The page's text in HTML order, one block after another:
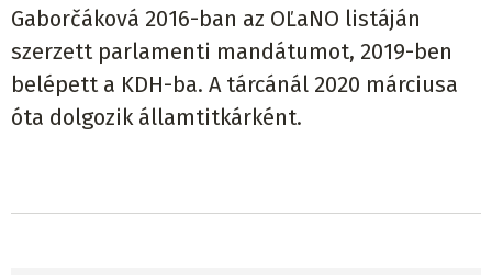
Gaborčáková 2016-ban az OĽaNO listáján
szerzett parlamenti mandátumot, 2019-ben
belépett a KDH-ba. A tárcánál 2020 márciusa
óta dolgozik államtitkárként.